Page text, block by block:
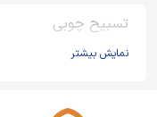
تسبیح چوبی
نمایش بیشتر